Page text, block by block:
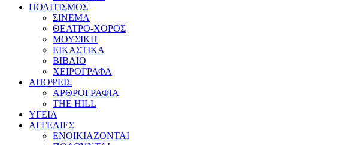
ΠΟΛΙΤΙΣΜΟΣ
ΣΙΝΕΜΑ
ΘΕΑΤΡΟ-ΧΟΡΟΣ
ΜΟΥΣΙΚΗ
ΕΙΚΑΣΤΙΚΑ
ΒΙΒΛΙΟ
ΧΕΙΡΟΓΡΑΦΑ
ΑΠΟΨΕΙΣ
ΑΡΘΡΟΓΡΑΦΙΑ
THE HILL
ΥΓΕΙΑ
ΑΓΓΕΛΙΕΣ
ΕΝΟΙΚΙΑΖΟΝΤΑΙ